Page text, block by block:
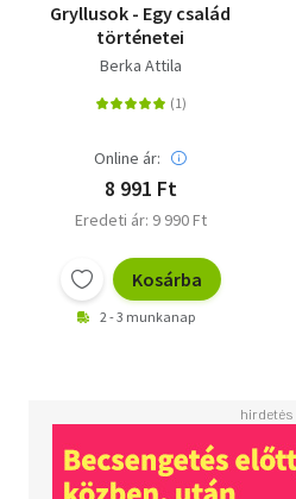
Gryllusok - Egy család
történetei
Berka Attila
Online ár:
8 991 Ft
Eredeti ár: 9 990 Ft
Kosárba
2 - 3 munkanap